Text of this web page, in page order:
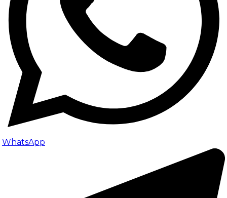
WhatsApp